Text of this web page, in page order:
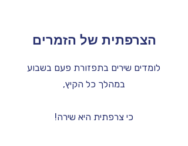
הצרפתית של הזמרים
לומדים שירים בתפזורת פעם בשבוע
במהלך כל הקיץ,
כי צרפתית היא שירה!